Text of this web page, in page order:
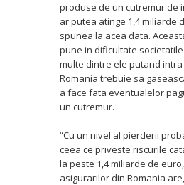
produse de un cutremur de
ar putea atinge 1,4 miliarde
spunea la acea data.
pune in dificultate
multe dintre ele putand
Romania trebuie sa
a face fata eventualelor
un cutremur.
“Cu un nivel al pierderii
ceea ce priveste riscurile
la peste 1,4 miliarde de
asigurarilor din Romania